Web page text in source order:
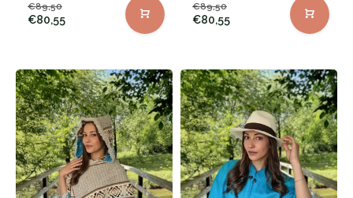
€89,50
€80,55
€89,50
€80,55